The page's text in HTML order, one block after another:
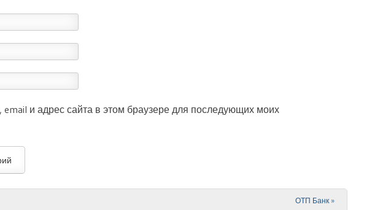
и адрес сайта в этом браузере для последующих моих
ОТП Банк »